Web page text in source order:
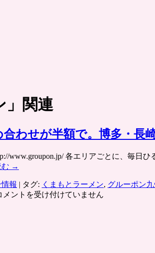
」関連
わせが半額で。博多・長
www.groupon.jp/ 各エリアごとに、毎日
→
報 | タグ: くまもとラーメン, グルーポン九
メントを受け付けていません